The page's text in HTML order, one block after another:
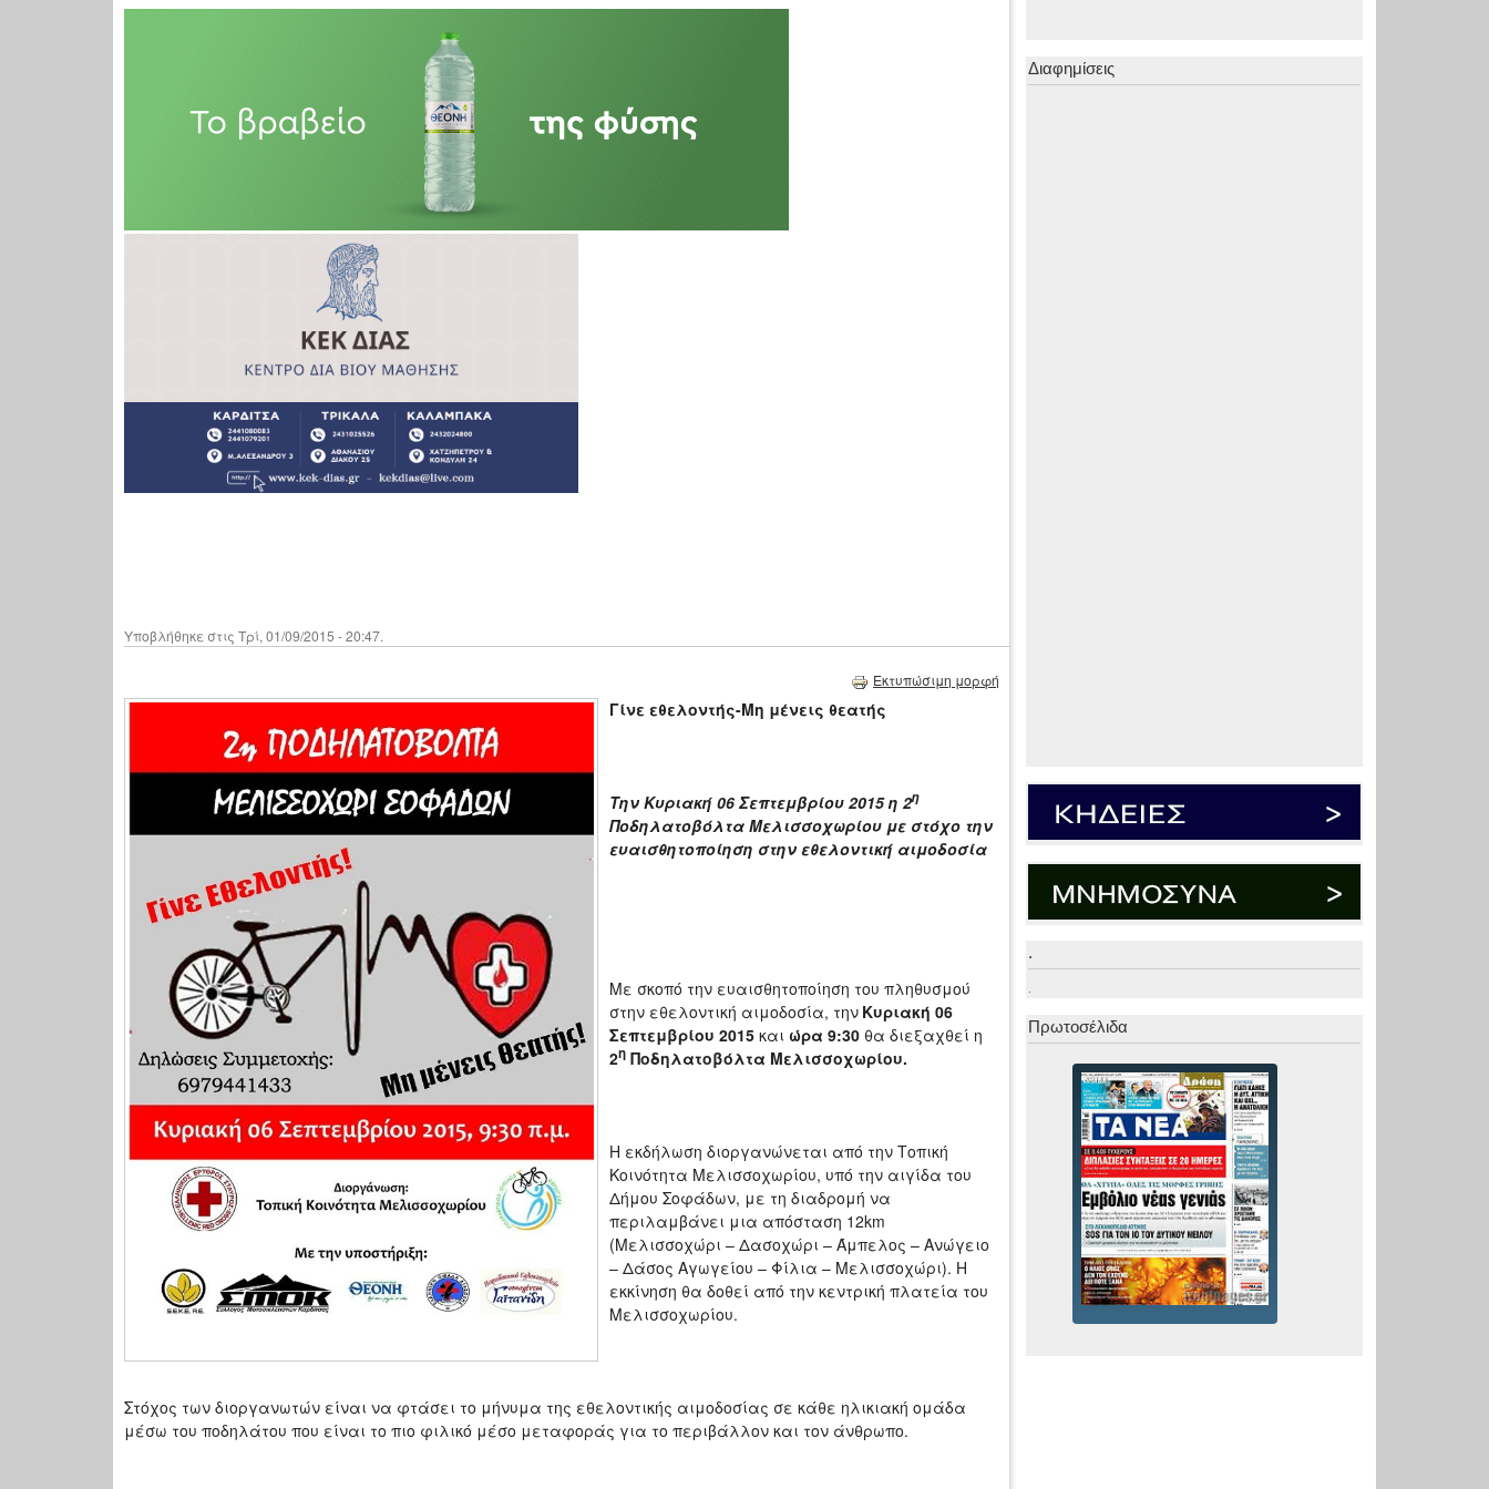
Υποβλήθηκε στις Τρί, 01/09/2015 - 20:47.
Εκτυπώσιμη μορφή
Γίνε εθελοντής-Μη μένεις θεατής
Την Κυριακή 06 Σεπτεμβρίου 2015 η 2η
Ποδηλατοβόλτα Μελισσοχωρίου με στόχο την
ευαισθητοποίηση στην εθελοντική αιμοδοσία
Με σκοπό την ευαισθητοποίηση του πληθυσμού
στην εθελοντική αιμοδοσία, την Κυριακή 06
Σεπτεμβρίου 2015 και ώρα 9:30 θα διεξαχθεί η
2η Ποδηλατοβόλτα Μελισσοχωρίου.
Η εκδήλωση διοργανώνεται από την Τοπική
Κοινότητα Μελισσοχωρίου, υπό την αιγίδα του
Δήμου Σοφάδων, με τη διαδρομή να
περιλαμβάνει μια απόσταση 12km
(Μελισσοχώρι – Δασοχώρι – Άμπελος – Ανώγειο
– Δάσος Αγωγείου – Φίλια – Μελισσοχώρι). Η
εκκίνηση θα δοθεί από την κεντρική πλατεία του
Μελισσοχωρίου.
Στόχος των διοργανωτών είναι να φτάσει το μήνυμα της εθελοντικής αιμοδοσίας σε κάθε ηλικιακή ομάδα
μέσω του ποδηλάτου που είναι το πιο φιλικό μέσο μεταφοράς για το περιβάλλον και τον άνθρωπο.
Διαφημίσεις
.
.
Πρωτοσέλιδα